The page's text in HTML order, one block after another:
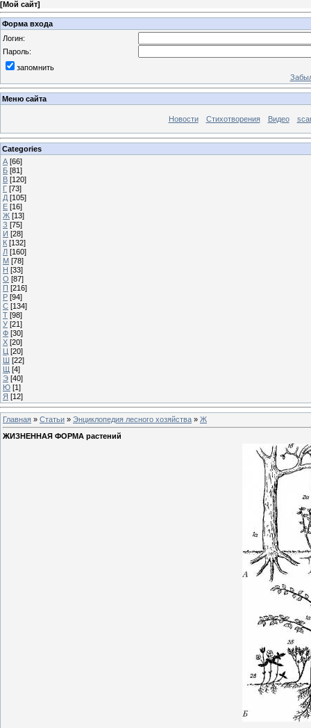
[Мой сайт]
Форма входа
Логин:
Пароль:
запомнить
Меню сайта
Новости Стихотворения Видео
Categories
А [66]
Б [81]
В [120]
Г [73]
Д [105]
Е [16]
Ж [13]
З [75]
И [28]
К [132]
Л [160]
М [78]
Н [33]
О [87]
П [216]
Р [94]
С [134]
Т [98]
У [21]
Ф [30]
Х [20]
Ц [20]
Ш [22]
Щ [4]
Э [40]
Ю [1]
Я [12]
Главная » Статьи » Энциклопедия лесного хозяйства » Ж
ЖИЗНЕННАЯ ФОРМА растений